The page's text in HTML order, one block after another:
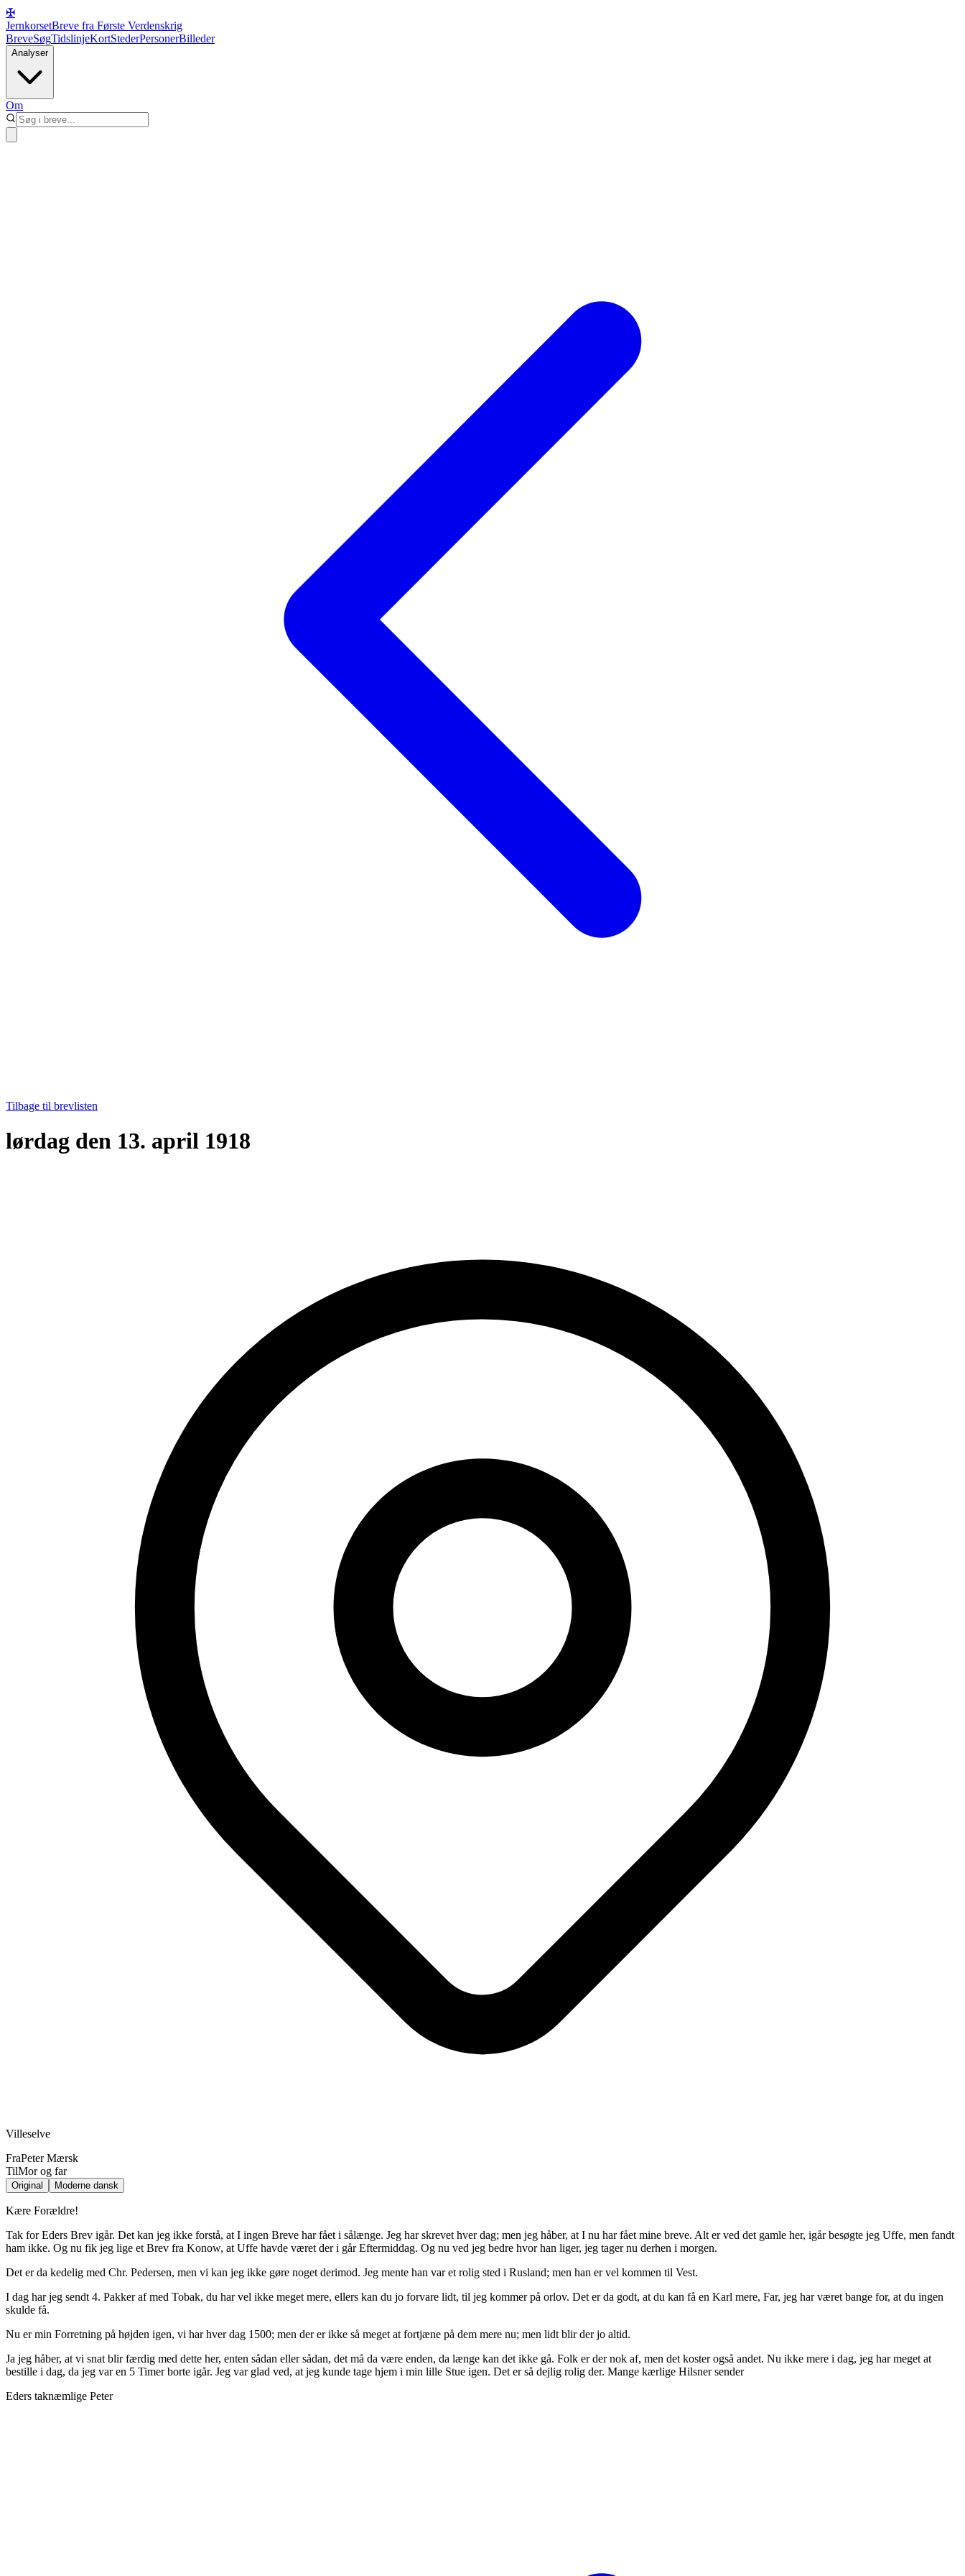
✠
JernkorsetBreve fra Første Verdenskrig
BreveSøgTidslinjeKortStederPersonerBilleder
Analyser
Om
Tilbage til brevlisten
lørdag den 13. april 1918
Villeselve
FraPeter Mærsk
TilMor og far
Original Moderne dansk
Kære Forældre!
Tak for Eders Brev igår. Det kan jeg ikke forstå, at I ingen Breve har fået i sålænge. Jeg har skrevet hver dag; men jeg håber, at I nu har fået mine breve. Alt er ved det gamle her, igår besøgte jeg Uffe, men fandt
ham ikke. Og nu fik jeg lige et Brev fra Konow, at Uffe havde været der i går Eftermiddag. Og nu ved jeg bedre hvor han liger, jeg tager nu derhen i morgen.
Det er da kedelig med Chr. Pedersen, men vi kan jeg ikke gøre noget derimod. Jeg mente han var et rolig sted i Rusland; men han er vel kommen til Vest.
I dag har jeg sendt 4. Pakker af med Tobak, du har vel ikke meget mere, ellers kan du jo forvare lidt, til jeg kommer på orlov. Det er da godt, at du kan få en Karl mere, Far, jeg har været bange for, at du ingen
skulde få.
Nu er min Forretning på højden igen, vi har hver dag 1500; men der er ikke så meget at fortjæne på dem mere nu; men lidt blir der jo altid.
Ja jeg håber, at vi snat blir færdig med dette her, enten sådan eller sådan, det må da være enden, da længe kan det ikke gå. Folk er der nok af, men det koster også andet. Nu ikke mere i dag, jeg har meget at
bestille i dag, da jeg var en 5 Timer borte igår. Jeg var glad ved, at jeg kunde tage hjem i min lille Stue igen. Det er så dejlig rolig der. Mange kærlige Hilsner sender
Eders taknæmlige Peter